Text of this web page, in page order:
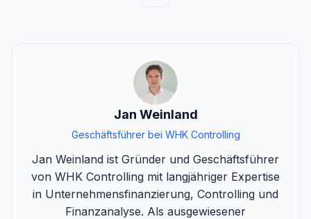
Jan Weinland
Geschäftsführer bei WHK Controlling
Jan Weinland ist Gründer und Geschäftsführer
von WHK Controlling mit langjähriger Expertise
in Unternehmensfinanzierung, Controlling und
Finanzanalyse. Als ausgewiesener